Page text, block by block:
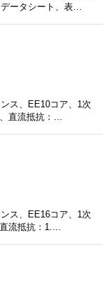
データシート、表…
ス、EE10コア、1次
直流抵抗：…
ス、EE16コア、1次
流抵抗：1.…